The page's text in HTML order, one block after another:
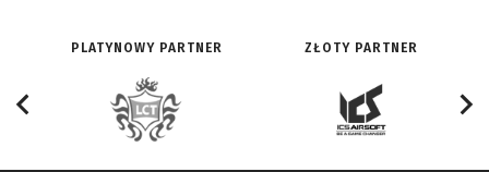
PLATYNOWY PARTNER ZŁOTY PARTNER